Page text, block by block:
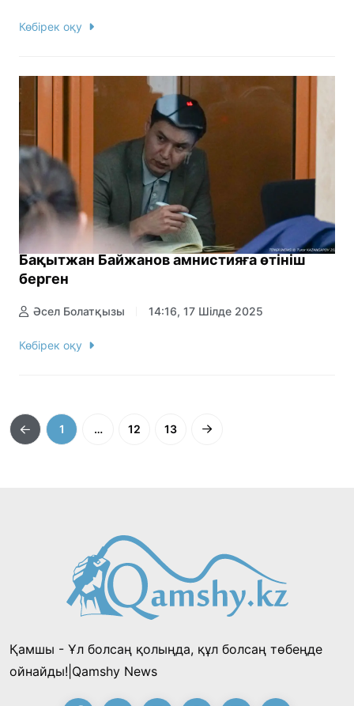
Көбірек оқу
Бақытжан Байжанов амнистияға өтініш
берген
Әсел Болатқызы 14:16, 17 Шілде 2025
Көбірек оқу
1 … 12 13
Қамшы - Ұл болсаң қолыңда, құл болсаң төбеңде
ойнайды!|Qamshy News